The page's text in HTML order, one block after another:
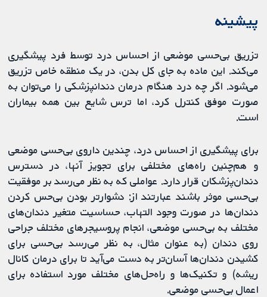
پیشینه
تزریق بی‌حسی موضعی از احساس درد توسط فرد پیشگیری
می‌کند. این ماده به جای کل بدن، در یک منطقه خاص تزریق
می‌شود. اگر چه درد هنگام درمان دندانپزشکی را می‌توان به
صورت موفق کنترل کرد، اما ترس شایع بین همه بیماران
است.
برای پیشگیری از احساس درد، چندین داروی بی‌حسی موضعی
و هم‌چنین راه‌های مختلفی برای تجویز آنها، در دسترس
دندان‌پزشکان قرار دارد. عواملی که به نظر می‌رسد بر موفقیت
بی‌حسی موثر باشند عبارتند از: دشوارتر بودن بی‌حس کردن
دندان‌ها در صورت وجود التهاب، حساسیت متغیر دندان‌های
مختلف به بی‌حسی موضعی، انجام پروسیجرهای مختلف جراحی
روی دندان (به عنوان مثال، به نظر می‌رسد بی‌حسی برای
کشیدن دندان‌ها آسان‌تر به دست می‌آید تا برای درمان کانال
ریشه) و تکنیک‌ها و راه‌حل‌های مختلف مورد استفاده برای
اعمال بی‌حسی موضعی.